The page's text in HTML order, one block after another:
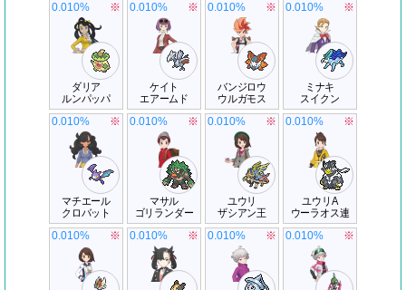
ダリア
ルンパッパ
0.010% ※
ケイト
エアームド
0.010% ※
バンジロウ
ウルガモス
0.010% ※
ミナキ
スイクン
0.010% ※
マチエール
クロバット
0.010% ※
マサル
ゴリランダー
0.010% ※
ユウリ
ザシアン王
0.010% ※
ユウリA
ウーラオス連
0.010% ※
0.010% ※ 0.010% ※ 0.010% ※ 0.010% ※